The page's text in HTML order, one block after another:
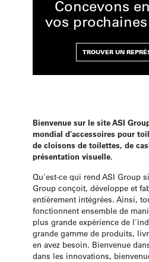
Concevons
vos
TROUVER UN
Bienvenue sur le site ASI
mondial d'accessoires pour
de cloisons de toilettes, de
présentation visuelle.
Qu'est-ce qui rend ASI Group
Group conçoit, développe et
entièrement intégrées. Ainsi,
fonctionnent ensemble de
plus grande expérience de
grande gamme de produits,
en avez besoin. Bienvenue
dans les innovations,